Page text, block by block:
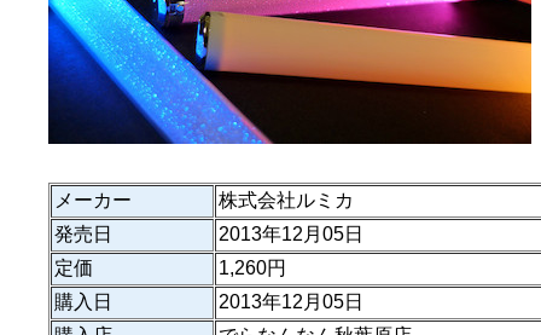
メーカー
株式会社ルミカ
発売日
2013年12月05日
定価
1,260円
購入日
2013年12月05日